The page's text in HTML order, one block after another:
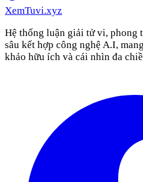
XemTuvi.xyz
Hệ thống luận giải tử vi, phong
sâu kết hợp công nghệ A.I,
khảo hữu ích và cái nhìn đa